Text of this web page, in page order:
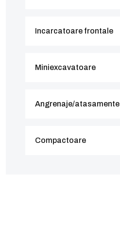
Incarcatoare frontale
Miniexcavatoare
Angrenaje/atasamente
Compactoare